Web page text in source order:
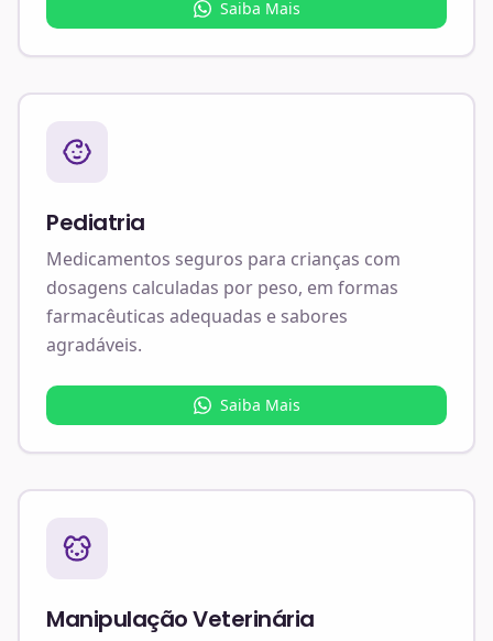
Saiba Mais
Pediatria
Medicamentos seguros para crianças com
dosagens calculadas por peso, em formas
farmacêuticas adequadas e sabores
agradáveis.
Saiba Mais
Manipulação Veterinária